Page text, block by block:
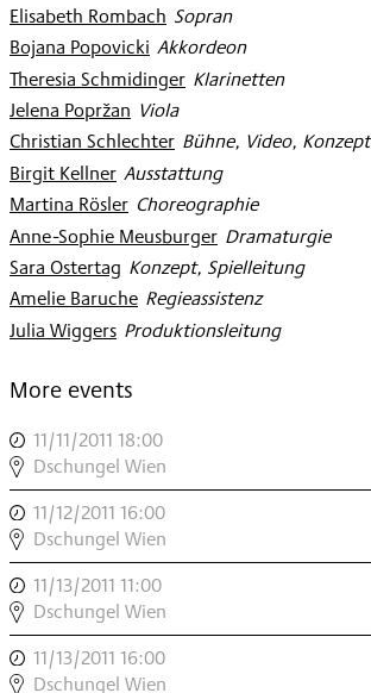
Elisabeth Rombach: Sopran
Bojana Popovicki: Akkordeon
Theresia Schmidinger
: Klarinetten
Jelena Popržan: Viola
Christian Schlechter
: Bühne, Video, Konzept
Birgit Kellner
: Ausstattung
Martina Rösler
: Choreographie
Anne-Sophie Meusburger
: Dramaturgie
Sara Ostertag: Konzept, Spielleitung
Amelie Baruche
: Regieassistenz
Julia Wiggers
: Produktionsleitung
More events
11/11/2011 18:00
DSCHUNGEL
WIEN
MODERN
»MOMO«
,
Dschungel Wien
11/12/2011 16:00
DSCHUNGEL
WIEN
MODERN
»MOMO«
,
Dschungel Wien
11/13/2011 11:00
DSCHUNGEL
WIEN
MODERN
Dschungel Wien
11/13/2011 16:00
DSCHUNGEL
Dschungel Wien